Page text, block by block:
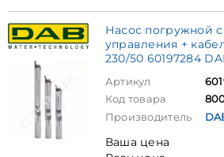
Насос погружной
управления +
230/50 60197284
Артикул
Код товара
Производитель
Ваша цена